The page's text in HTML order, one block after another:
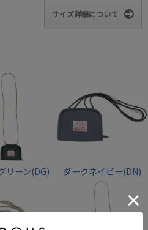
サイズ詳細について
リーン(DG) ダークネイビー(DN)